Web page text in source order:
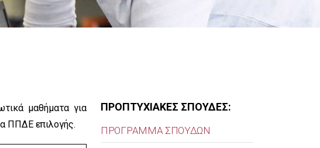
μαθήματα για
ΠΠΔΕ επιλογής.
ΠΡΟΠΤΥΧΙΑΚΕΣ ΣΠΟΥΔΕΣ:
ΠΡΟΓΡΑΜΜΑ ΣΠΟΥΔΩΝ